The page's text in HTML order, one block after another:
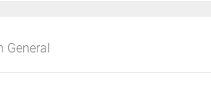
General